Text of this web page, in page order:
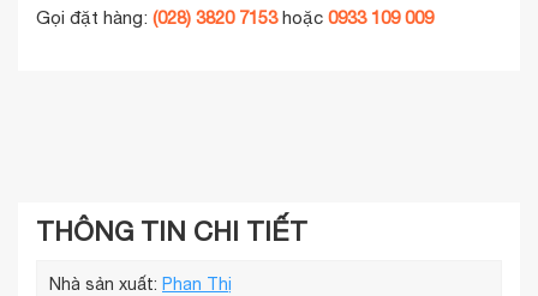
Gọi đặt hàng: (028) 3820 7153hoặc 0933 109 009
THÔNG TIN CHI TIẾT
Nhà sản xuất: Phan Thị